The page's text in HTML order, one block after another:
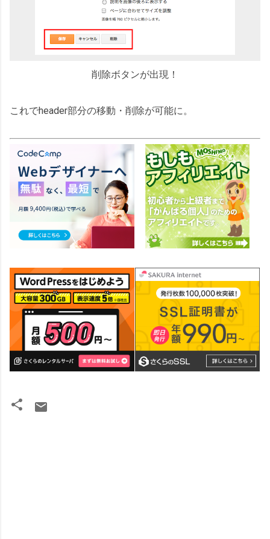
削除ボタンが出現！
これでheader部分の移動・削除が可能に。